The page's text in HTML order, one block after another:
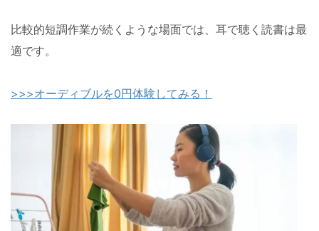
比較的短調作業が続くような場面では、耳で聴く読書は最
適です。
>>>オーディブルを0円体験してみる！